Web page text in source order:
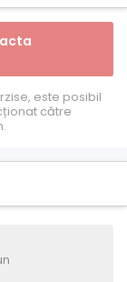
​​este posibil
către